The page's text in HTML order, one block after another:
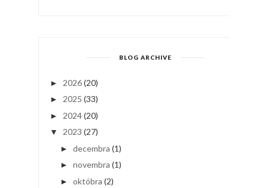
BLOG ARCHIVE
► 2026(20)
► 2025 (33)
► 2024(20)
▼ 2023 (27)
► decembra (1)
► novembra (1)
► októbra (2)